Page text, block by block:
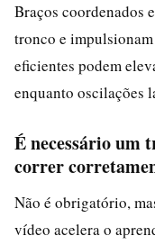
Braços coordenados
tronco e
eficientes podem
enquanto oscilações
É necessário um
correr
Não é obrigatório,
vídeo acelera o